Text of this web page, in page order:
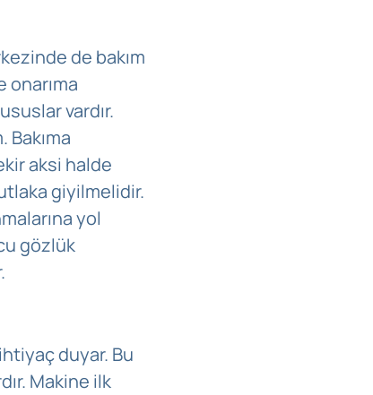
de bakım
onarıma
vardır.
aksi halde
giyilmelidir.
yol
gözlük
duyar. Bu
Makine ilk